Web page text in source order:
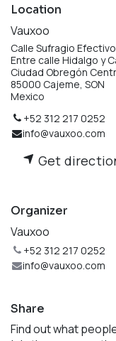
Location
Vauxoo
Calle Sufragio
Entre calle Hidalgo y
Ciudad Obregón
85000 Cajeme, SON
Mexico
+52 312 217 0252
info@vauxoo.com
Get
Organizer
Vauxoo
+52 312 217 0252
info@vauxoo.com
Share
Find out what